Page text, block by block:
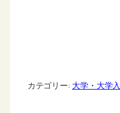
カテゴリー: 大学・大学